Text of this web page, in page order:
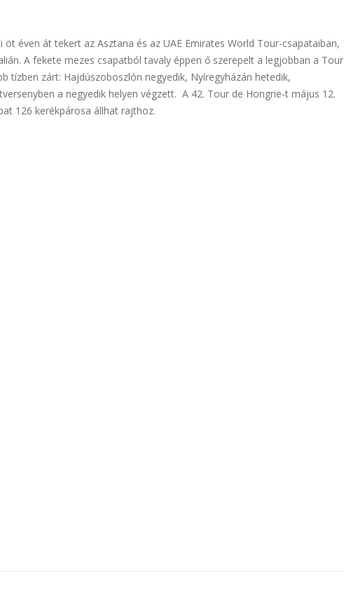
éven át tekert az Asztana és az UAE Emirates World Tour-csapataiban,
A fekete mezes csapatból tavaly éppen ő szerepelt a legjobban a Tour
tízben zárt: Hajdúszoboszlón negyedik, Nyíregyházán hetedik,
a negyedik helyen végzett. A 42. Tour de Hongrie-t május 12.
126 kerékpárosa állhat rajthoz.